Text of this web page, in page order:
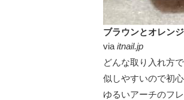
ブラウンとオレン
via itnail.jp
どんな取り入れ方
似しやすいので初
ゆるいアーチのフ